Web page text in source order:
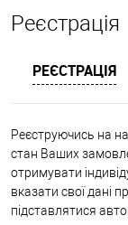
Реєстрація
РЕЄСТРАЦІЯ
Реєструючись на
стан Ваших
отримувати
вказати свої дані
підставлятися